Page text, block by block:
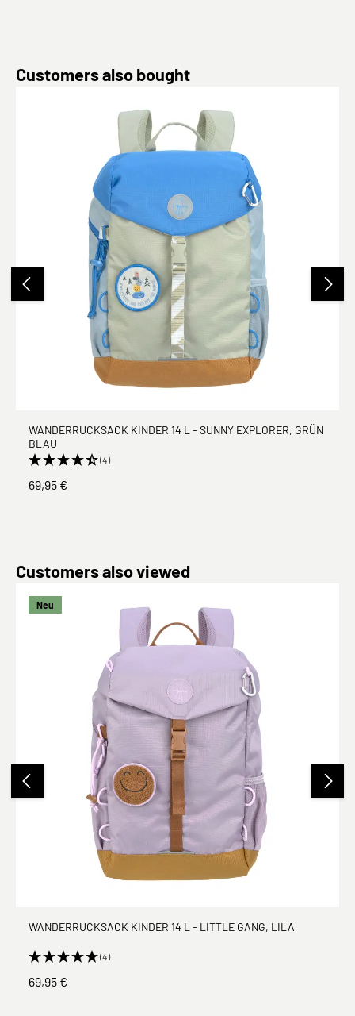
Produktgalerie überspringen
Customers also bought
WANDERRUCKSACK KINDER 14 L - SUNNY EXPLORER, GRÜN
BLAU
(4)
69,95 €
Produktgalerie überspringen
Customers also viewed
Neu
WANDERRUCKSACK KINDER 14 L - LITTLE GANG, LILA
(4)
69,95 €